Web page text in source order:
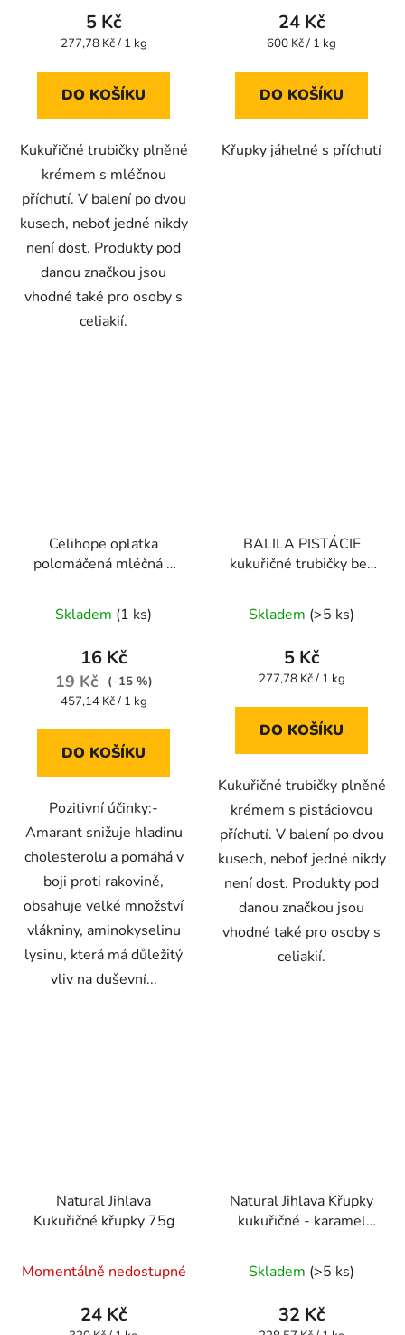
produktu
je
z
5 Kč
Měrná
277,78 Kč / 1 kg
DO KOŠÍKU
Kukuřičné trubičky plněné
krémem s mléčnou
příchutí. V balení po dvou
kusech, neboť jedné nikdy
není dost. Produkty pod
danou značkou jsou
vhodné také pro osoby s
celiakií.
24 Kč
Měrná
600 Kč / 1 kg
DO KOŠÍKU
Křupky jáhelné s příchutí
Celihope oplatka
polomáčená mléčná s
hodnocení
produktu
je
5,0
5
Skladem (1 ks)
16 Kč
19 Kč
(–15 %)
Měrná
457,14 Kč / 1 kg
DO KOŠÍKU
Pozitivní účinky:-
Amarant snižuje hladinu
cholesterolu a pomáhá v
boji proti rakovině,
obsahuje velké množství
vlákniny, aminokyselinu
lysinu, která má důležitý
vliv na duševní...
BALILA PISTÁCIE
kukuřičné trubičky bez
hodnocení
produktu
je
z
Skladem (>5 ks)
5 Kč
Měrná
277,78 Kč / 1 kg
DO KOŠÍKU
Kukuřičné trubičky plněné
krémem s pistáciovou
příchutí. V balení po dvou
kusech, neboť jedné nikdy
není dost. Produkty pod
danou značkou jsou
vhodné také pro osoby s
celiakií.
Natural Jihlava
Kukuřičné křupky 75g
hodnocení
produktu
je
Momentálně nedostupné
24 Kč
Natural Jihlava Křupky
kukuřičné - karamel
hodnocení
produktu
je
Skladem (>5 ks)
32 Kč